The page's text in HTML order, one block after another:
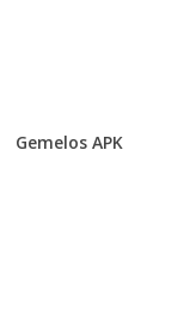
Gemelos APK